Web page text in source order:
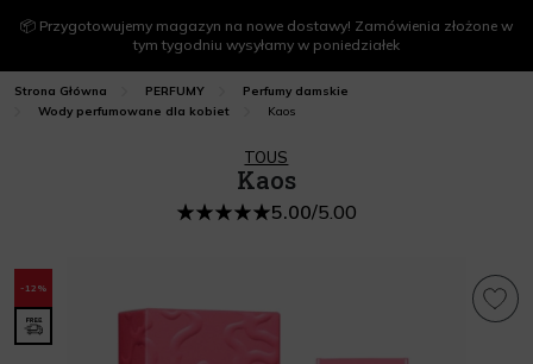
📦 Przygotowujemy magazyn na nowe dostawy! Zamówienia złożone w
tym tygodniu wysyłamy w poniedziałek
Strona Główna PERFUMY
Perfumy damskie
Wody perfumowane dla kobiet
Kaos
TOUS
Kaos
5.00/5.00
-12%